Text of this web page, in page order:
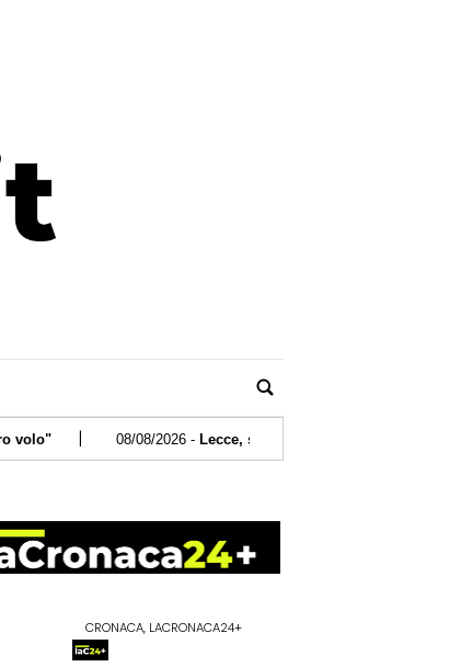
08/08/2026 - Lecce, si sente male mentre nuota con gli amici:
CRONACA, LACRONACA24+